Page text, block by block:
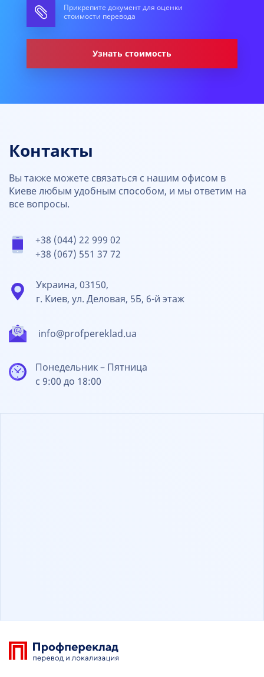
Прикрепите документ для оценки
стоимости перевода
Узнать стоимость
Контакты
Вы также можете связаться с нашим офисом в
Киеве любым удобным способом, и мы ответим на
все вопросы.
+38 (044) 22 999 02
+38 (067) 551 37 72
info@profpereklad.ua
Украина, 03150,
г. Киев, ул. Деловая, 5Б, 6-й этаж
Понедельник – Пятница
с 9:00 до 18:00